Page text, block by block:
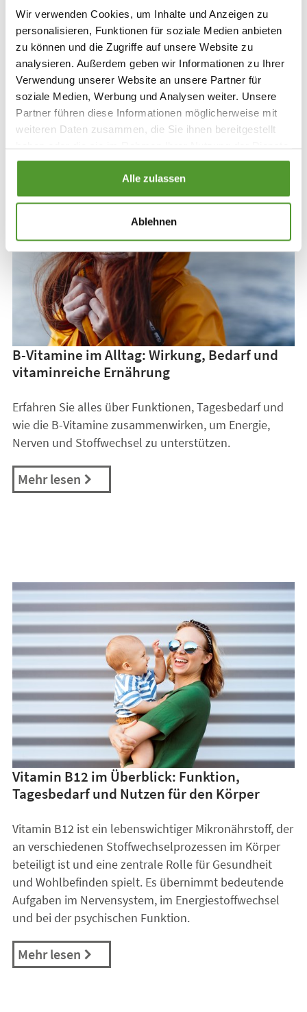
Wir verwenden Cookies, um Inhalte und Anzeigen zu
personalisieren, Funktionen für soziale Medien anbieten
zu können und die Zugriffe auf unsere Website zu
analysieren. Außerdem geben wir Informationen zu Ihrer
Verwendung unserer Website an unsere Partner für
soziale Medien, Werbung und Analysen weiter. Unsere
Partner führen diese Informationen möglicherweise mit
weiteren Daten zusammen, die Sie ihnen bereitgestellt
gesammelt haben.
Alle zulassen
Ablehnen
und wie Sie sich schützen können, lesen Sie hier.
Mehr lesen
B-Vitamine im Alltag: Wirkung, Bedarf und
vitaminreiche Ernährung
Erfahren Sie alles über Funktionen, Tagesbedarf und
wie die B-Vitamine zusammenwirken, um Energie,
Nerven und Stoffwechsel zu unterstützen.
Mehr lesen
Vitamin B12 im Überblick: Funktion,
Tagesbedarf und Nutzen für den Körper
Vitamin B12 ist ein lebenswichtiger Mikronährstoff, der
an verschiedenen Stoffwechselprozessen im Körper
beteiligt ist und eine zentrale Rolle für Gesundheit
und Wohlbefinden spielt. Es übernimmt bedeutende
Aufgaben im Nervensystem, im Energiestoffwechsel
und bei der psychischen Funktion.
Mehr lesen